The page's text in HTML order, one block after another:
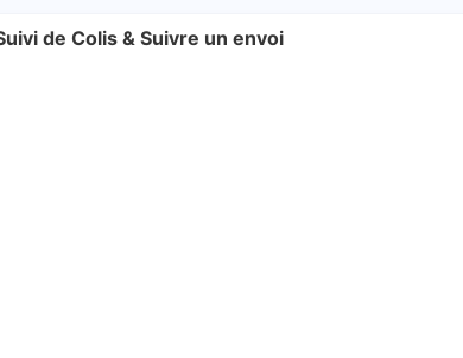
de Colis & Suivre un envoi